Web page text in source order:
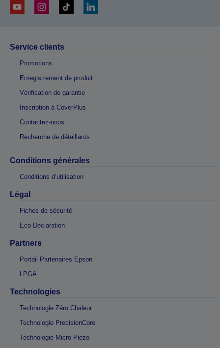
Service clients
Promotions
Enregistrement de produit
Vérification de garantie
Inscription à CoverPlus
Contactez-nous
Recherche de détaillants
Conditions générales
Conditions d’utilisation
Légal
Fiches de sécurité
Eco Declaration
Partners
Portail Partenaires Epson
LPGA
Technologies
Technologie Zéro Chaleur
Technologie PrecisionCore
Technologie Micro Piezo